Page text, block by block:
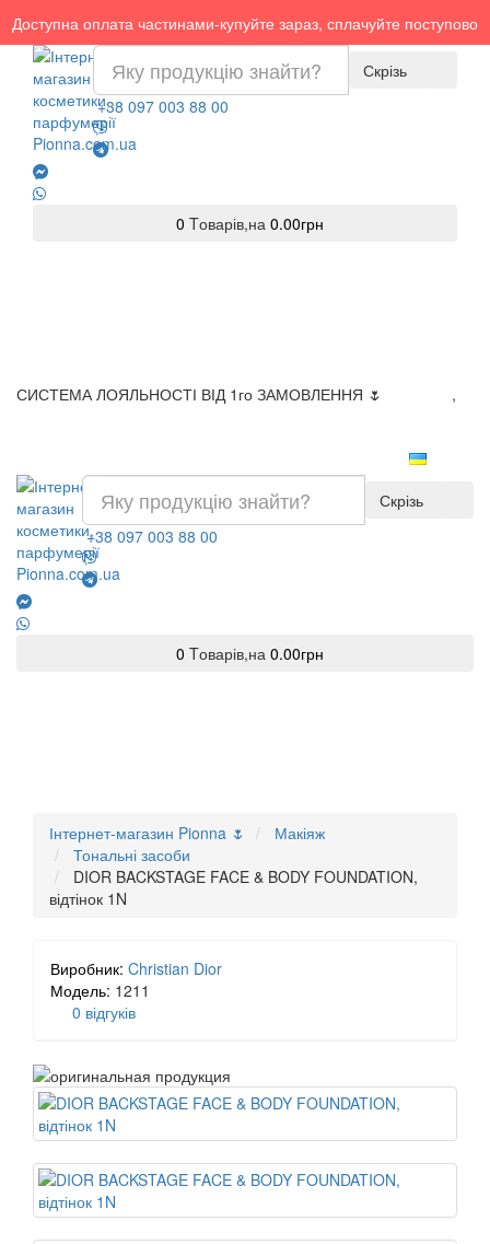
Доступна оплата частинами-купуйте зараз, сплачуйте поступово
Скрізь
+38 097 003 88 00
0 Tоварів,на 0.00грн
СИСТЕМА ЛОЯЛЬНОСТІ ВІД 1го ЗАМОВЛЕННЯ 🌷
,
Скрізь
+38 097 003 88 00
0 Tоварів,на 0.00грн
Інтернет-магазин Pionna 🌷
Макіяж
Тональні засоби
DIOR BACKSTAGE FACE & BODY FOUNDATION,
відтінок 1N
Виробник: Christian Dior
Модель: 1211
0 відгуків